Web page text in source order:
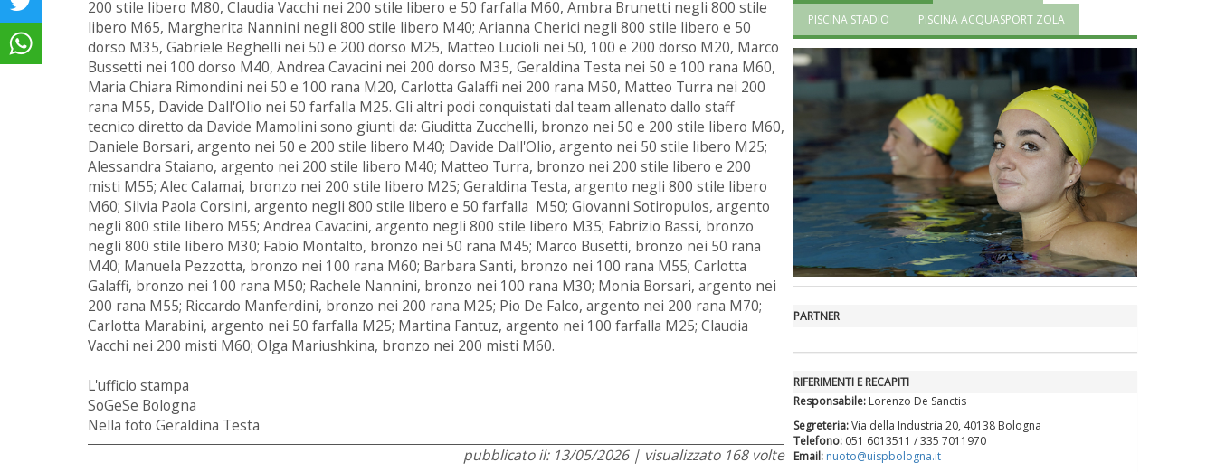
200 stile libero M80, Claudia Vacchi nei 200 stile libero e 50 farfalla M60, Ambra Brunetti negli 800 stile
libero M65, Margherita Nannini negli 800 stile libero M40; Arianna Cherici negli 800 stile libero e 50
dorso M35, Gabriele Beghelli nei 50 e 200 dorso M25, Matteo Lucioli nei 50, 100 e 200 dorso M20, Marco
Bussetti nei 100 dorso M40, Andrea Cavacini nei 200 dorso M35, Geraldina Testa nei 50 e 100 rana M60,
Maria Chiara Rimondini nei 50 e 100 rana M20, Carlotta Galaffi nei 200 rana M50, Matteo Turra nei 200
rana M55, Davide Dall'Olio nei 50 farfalla M25. Gli altri podi conquistati dal team allenato dallo staff
tecnico diretto da Davide Mamolini sono giunti da: Giuditta Zucchelli, bronzo nei 50 e 200 stile libero M60,
Daniele Borsari, argento nei 50 e 200 stile libero M40; Davide Dall'Olio, argento nei 50 stile libero M25;
Alessandra Staiano, argento nei 200 stile libero M40; Matteo Turra, bronzo nei 200 stile libero e 200
misti M55; Alec Calamai, bronzo nei 200 stile libero M25; Geraldina Testa, argento negli 800 stile libero
M60; Silvia Paola Corsini, argento negli 800 stile libero e 50 farfalla M50; Giovanni Sotiropulos, argento
negli 800 stile libero M55; Andrea Cavacini, argento negli 800 stile libero M35; Fabrizio Bassi, bronzo
negli 800 stile libero M30; Fabio Montalto, bronzo nei 50 rana M45; Marco Busetti, bronzo nei 50 rana
M40; Manuela Pezzotta, bronzo nei 100 rana M60; Barbara Santi, bronzo nei 100 rana M55; Carlotta
Galaffi, bronzo nei 100 rana M50; Rachele Nannini, bronzo nei 100 rana M30; Monia Borsari, argento nei
200 rana M55; Riccardo Manferdini, bronzo nei 200 rana M25; Pio De Falco, argento nei 200 rana M70;
Carlotta Marabini, argento nei 50 farfalla M25; Martina Fantuz, argento nei 100 farfalla M25; Claudia
Vacchi nei 200 misti M60; Olga Mariushkina, bronzo nei 200 misti M60.
L'ufficio stampa
SoGeSe Bologna
Nella foto Geraldina Testa
pubblicato il: 13/05/2026 | visualizzato 168 volte
valorizzi le nostre specificità"
La formazione Uisp rallenta ma
prosegue anche in estate
Tiziano Pesce nel Cda di
Fondazione Terzjus: prima riunione
a Roma
PISCINA STADIO PISCINA ACQUASPORT ZOLA
PARTNER
RIFERIMENTI E RECAPITI
Responsabile: Lorenzo De Sanctis
Segreteria:Via della Industria 20, 40138 Bologna
Telefono: 051 6013511 / 335 7011970
Email: nuoto@uispbologna.it